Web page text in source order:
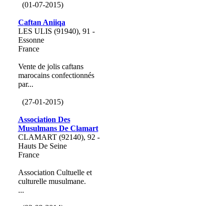
(01-07-2015)
Caftan Aniiqa
LES ULIS (91940), 91 -
Essonne
France
Vente de jolis caftans
marocains confectionnés
par...
(27-01-2015)
Association Des
Musulmans De Clamart
CLAMART (92140), 92 -
Hauts De Seine
France
Association Cultuelle et
culturelle musulmane.
...